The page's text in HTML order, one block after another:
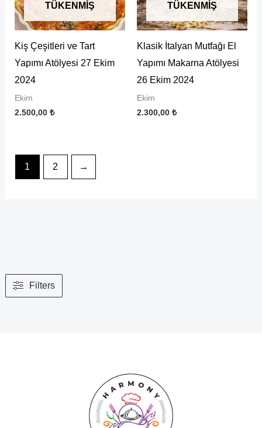
Filters
TÜKENMIŞ
Kiş Çeşitleri ve Tart
Yapımı Atölyesi 27 Ekim
2024
Ekim
2.500,00 ₺
TÜKENMIŞ
Klasik İtalyan Mutfağı El
Yapımı Makarna Atölyesi
26 Ekim 2024
Ekim
2.300,00 ₺
1 2 →